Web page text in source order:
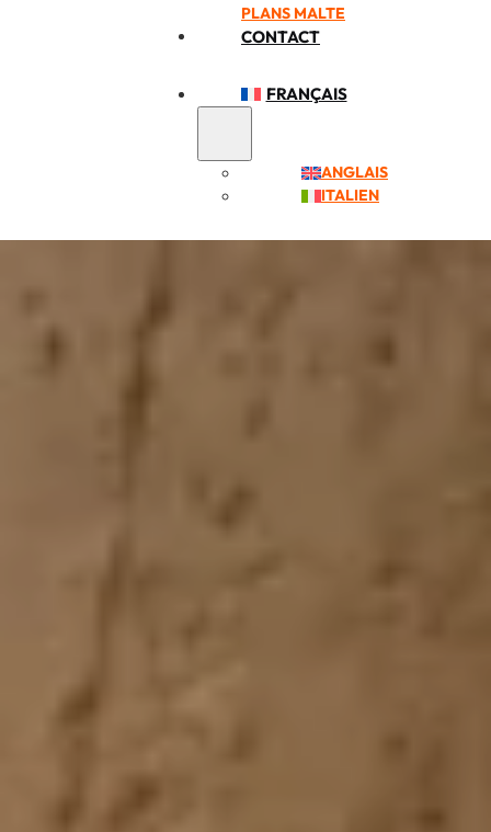
PLANS MALTE
CONTACT
FRANÇAIS
ANGLAIS
ITALIEN